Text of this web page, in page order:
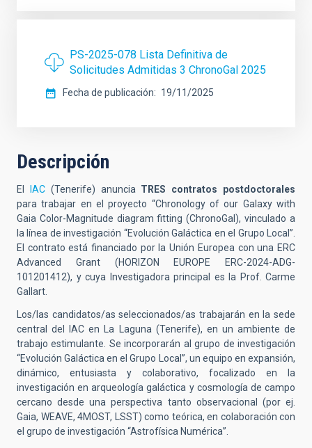
PS-2025-078 Lista Definitiva de
Solicitudes Admitidas 3 ChronoGal 2025
Fecha de publicación 19/11/2025
Descripción
El IAC (Tenerife) anuncia TRES contratos postdoctorales
para trabajar en el proyecto “Chronology of our Galaxy with
Gaia Color-Magnitude diagram fitting (ChronoGal), vinculado a
la línea de investigación “Evolución Galáctica en el Grupo Local”.
El contrato está financiado por la Unión Europea con una ERC
Advanced Grant (HORIZON EUROPE ERC-2024-ADG-
101201412), y cuya Investigadora principal es la Prof. Carme
Gallart.
Los/las candidatos/as seleccionados/as trabajarán en la sede
central del IAC en La Laguna (Tenerife), en un ambiente de
trabajo estimulante. Se incorporarán al grupo de investigación
“Evolución Galáctica en el Grupo Local”, un equipo en expansión,
dinámico, entusiasta y colaborativo, focalizado en la
investigación en arqueología galáctica y cosmología de campo
cercano desde una perspectiva tanto observacional (por ej.
Gaia, WEAVE, 4MOST, LSST) como teórica, en colaboración con
el grupo de investigación “Astrofísica Numérica”.